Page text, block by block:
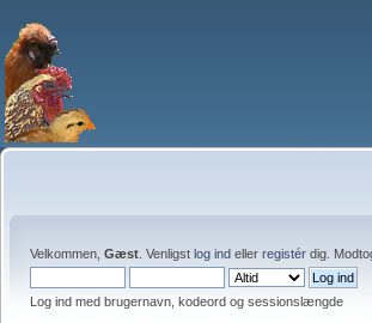
Velkommen, Gæst . Venligst log ind eller registér dig.
Log ind med brugernavn, kodeord og sessionslængde